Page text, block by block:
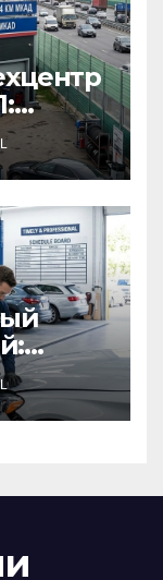
работ